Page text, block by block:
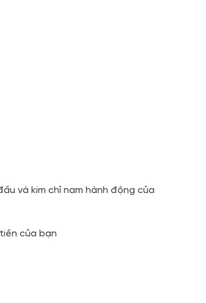
và kim chỉ nam hành động của
của bạn